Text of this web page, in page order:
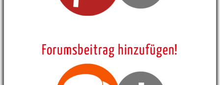
Forumsbeitrag hinzufügen!